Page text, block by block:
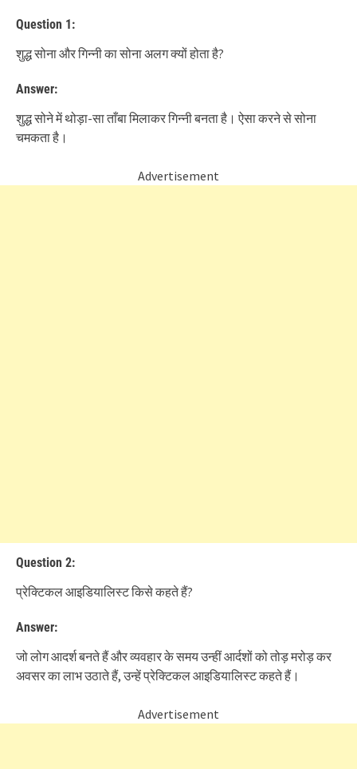
Question 1:
शुद्ध सोना और गिन्नी का सोना अलग क्यों होता है?
Answer:
शुद्ध सोने में थोड़ा-सा ताँबा मिलाकर गिन्नी बनता है। ऐसा करने से सोना
चमकता है।
Advertisement
Question 2:
प्रेक्टिकल आइडियालिस्ट किसे कहते हैं?
Answer:
जो लोग आदर्श बनते हैं और व्यवहार के समय उन्हीं आर्दशों को तोड़ मरोड़ कर
अवसर का लाभ उठाते हैं, उन्हें प्रेक्टिकल आइडियालिस्ट कहते हैं।
Advertisement